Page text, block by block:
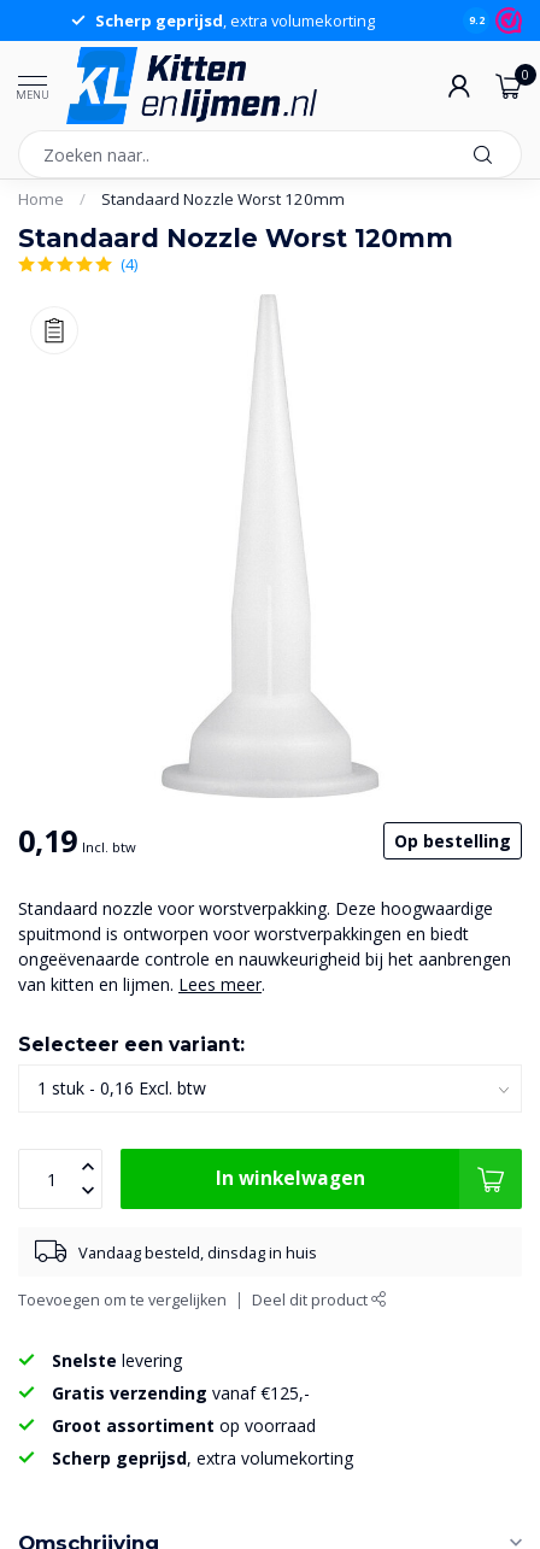
Scherp geprijsd, extra volumekorting 9.2
MENU
0
Home / Standaard Nozzle Worst 120mm
Standaard Nozzle Worst 120mm
(4)
0,19 Incl. btw Op bestelling
Standaard nozzle voor worstverpakking. Deze hoogwaardige
spuitmond is ontworpen voor worstverpakkingen en biedt
ongeëvenaarde controle en nauwkeurigheid bij het aanbrengen
van kitten en lijmen. Lees meer.
Selecteer een variant:
In winkelwagen
Vandaag besteld, dinsdag in huis
Toevoegen om te vergelijken Deel dit product
Snelste levering
Gratis verzending vanaf €125,-
Groot assortiment op voorraad
Scherp geprijsd, extra volumekorting
Omschrijving